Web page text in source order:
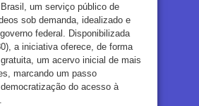
um serviço público de
sob demanda, idealizado e
federal. Disponibilizada
a iniciativa oferece, de forma
um acervo inicial de mais
marcando um passo
do acesso à